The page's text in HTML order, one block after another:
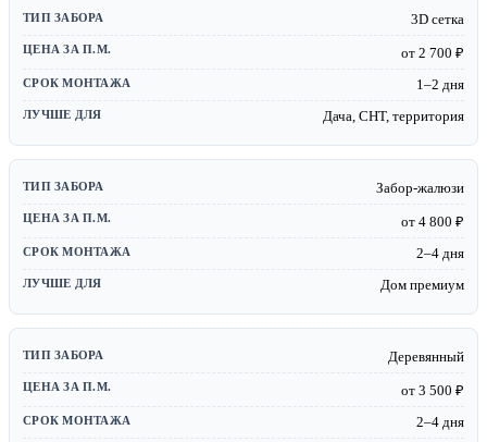
3D сетка
от 2 700 ₽
1–2 дня
Дача, СНТ, территория
Забор-жалюзи
от 4 800 ₽
2–4 дня
Дом премиум
Деревянный
от 3 500 ₽
2–4 дня